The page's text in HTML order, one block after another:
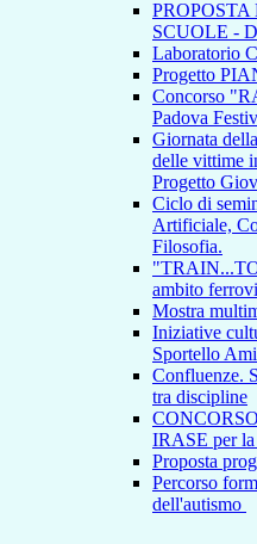
SCUOLE -
Laboratorio
Progetto
Concorso
Padova
Giornata
delle vittime
Progetto
Ciclo di
Artificiale,
Filosofia.
ambito
Mostra
Iniziative
Sportello
Confluenze.
tra discipline
IRASE per la
Proposta
Percorso
dell'autismo